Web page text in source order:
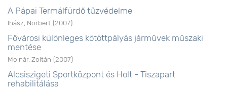
A Pápai Termálfürdő tűzvédelme
Ihász, Norbert (2007)
Fővárosi különleges kötöttpályás járművek műszaki
mentése
Molnár, Zoltán (2007)
Alcsiszigeti Sportközpont és Holt - Tiszapart
rehabilitálása